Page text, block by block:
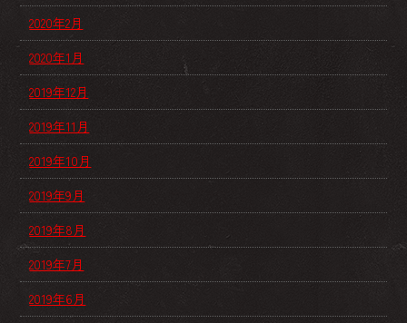
2020年2月
2020年1月
2019年12月
2019年11月
2019年10月
2019年9月
2019年8月
2019年7月
2019年6月